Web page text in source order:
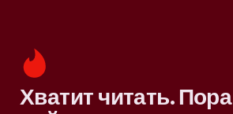
Хватит читать. Пора